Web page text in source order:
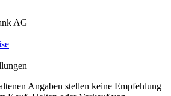
AG
Angaben stellen keine Empfehlung